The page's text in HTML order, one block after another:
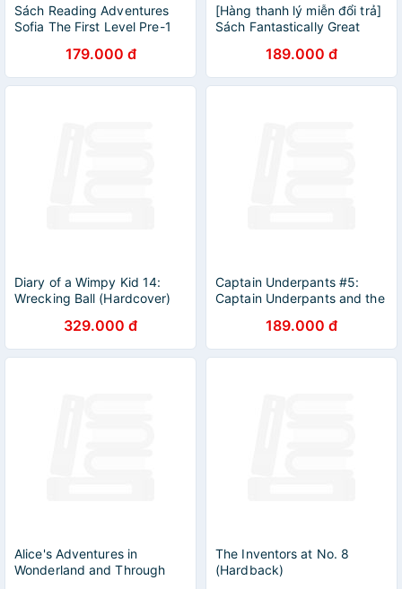
Sách Reading Adventures
Sofia The First Level Pre-1
179.000 đ
[Hàng thanh lý miễn đổi trả]
Sách Fantastically Great
World : Gift Edition
189.000 đ
Diary of a Wimpy Kid 14:
Wrecking Ball (Hardcover)
329.000 đ
Captain Underpants #5:
Captain Underpants and the
Woman (Colour Edition)
189.000 đ
Alice's Adventures in
Wonderland and Through
The Inventors at No. 8
(Hardback)